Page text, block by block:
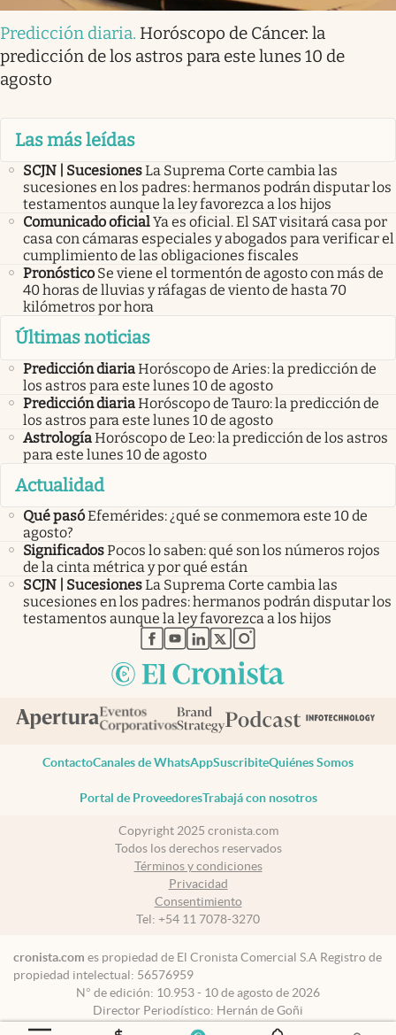
Predicción diaria. Horóscopo de Cáncer: la
predicción de los astros para este lunes 10 de
agosto
Las más leídas
SCJN | SucesionesLa Suprema Corte cambia las
sucesiones en los padres: hermanos podrán disputar los
testamentos aunque la ley favorezca a los hijos
Comunicado oficialYa es oficial. El SAT visitará casa por
casa con cámaras especiales y abogados para verificar el
cumplimiento de las obligaciones fiscales
Pronóstico Se viene el tormentón de agosto con más de
40 horas de lluvias y ráfagas de viento de hasta 70
kilómetros por hora
Últimas noticias
Predicción diariaHoróscopo de Aries: la predicción de
los astros para este lunes 10 de agosto
Predicción diariaHoróscopo de Tauro: la predicción de
los astros para este lunes 10 de agosto
AstrologíaHoróscopo de Leo: la predicción de los astros
para este lunes 10 de agosto
Actualidad
Qué pasóEfemérides: ¿qué se conmemora este 10 de
agosto?
SignificadosPocos lo saben: qué son los números rojos
de la cinta métrica y por qué están
SCJN | SucesionesLa Suprema Corte cambia las
sucesiones en los padres: hermanos podrán disputar los
testamentos aunque la ley favorezca a los hijos
abre en nueva pestaña
abre en nueva pestaña
abre en nueva pestaña
abre en nueva pestaña
abre en nueva pestaña
ContactoCanales de WhatsAppSuscribiteQuiénes Somos
Portal de ProveedoresTrabajá con nosotros
Copyright 2025 cronista.com
Todos los derechos reservados
Términos y condiciones
Privacidad
Consentimiento
Tel: +54 11 7078-3270
cronista.com es propiedad de El Cronista Comercial S.A Registro de
propiedad intelectual: 56576959
N° de edición: 10.953 - 10 de agosto de 2026
Director Periodístico: Hernán de Goñi